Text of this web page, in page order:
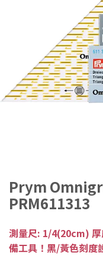
Prym
PRM611313
測量尺: 1/4(20cm)
備工具！黑/黃色刻度